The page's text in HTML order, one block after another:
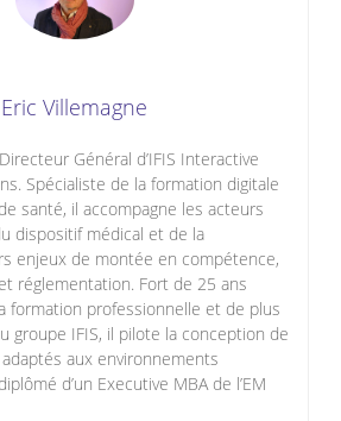
Eric Villemagne
Général d’IFIS Interactive
Spécialiste de la formation digitale
santé, il accompagne les acteurs
dispositif médical et de la
enjeux de montée en compétence,
réglementation. Fort de 25 ans
formation professionnelle et de plus
groupe IFIS, il pilote la conception de
aux environnements
d’un Executive MBA de l’EM